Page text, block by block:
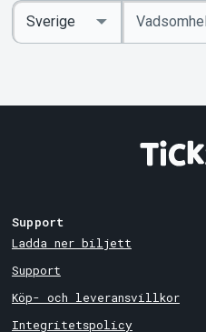
Ange
sökord
Select
Country
Support
Ladda ner biljett
Support
Köp- och leveransvillkor
Integritetspolicy